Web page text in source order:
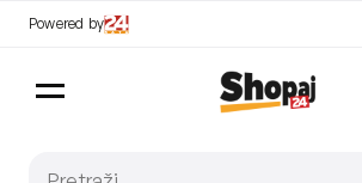
Powered by